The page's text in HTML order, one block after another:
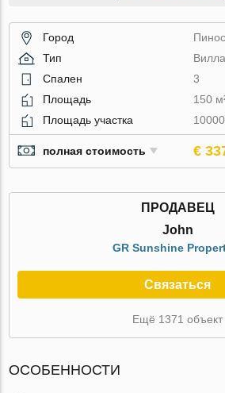
Город
Тип
Вилла
Спален
3
Площадь
150
Площадь участка
полная стоимость €
ПРОДАВЕЦ
John
GR Sunshine
Связаться
Ещё 1371 объект
ОСОБЕННОСТИ